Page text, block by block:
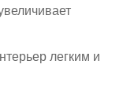
легким и